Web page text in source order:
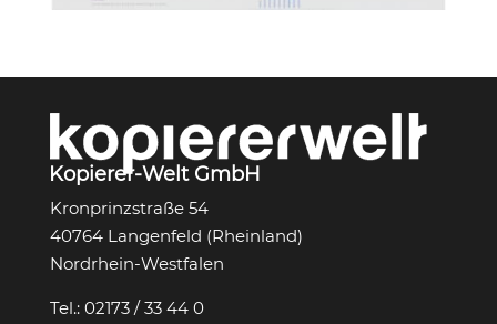
Kopierer-Welt GmbH
Kronprinzstraße 54
40764 Langenfeld (Rheinland)
Nordrhein-Westfalen
Tel.: 02173 / 33 44 0